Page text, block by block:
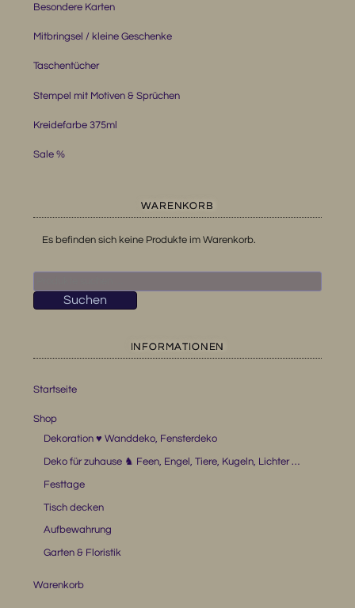
Besondere Karten
Mitbringsel / kleine Geschenke
Taschentücher
Stempel mit Motiven & Sprüchen
Kreidefarbe 375ml
Sale %
WARENKORB
Es befinden sich keine Produkte im Warenkorb.
nach:
Suchen
INFORMATIONEN
Startseite
Shop
Dekoration ♥ Wanddeko, Fensterdeko
Deko für zuhause ♞ Feen, Engel, Tiere, Kugeln, Lichter …
Festtage
Tisch decken
Aufbewahrung
Garten & Floristik
Warenkorb